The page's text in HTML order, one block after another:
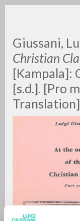
Giussani,
Christian
[Kampala]:
[s.d.]. [Pro